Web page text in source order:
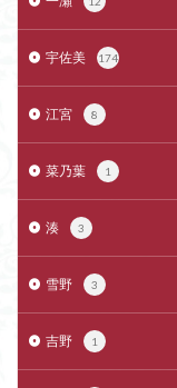
宇佐美 174
江宮 8
菜乃葉 1
湊 3
雪野 3
吉野 1